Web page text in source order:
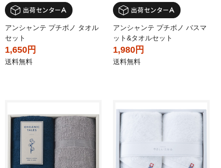
アンシャンテ プチボノ タオル
セット
1,650円
送料無料
アンシャンテ プチボノ バスマ
ット&タオルセット
1,980円
送料無料